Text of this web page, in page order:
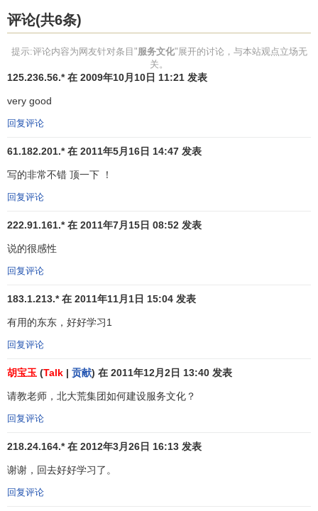
为，共同愿景是一个组织中各个成员发自内心的共同目标，
是蕴藏在人们心中一股令人深受感召的力量。企业文化的核
心是共同愿景，通过建立全体员工共同为之奋斗的目标，形
成企业的凝聚力和向心力，激发员工的热情、干劲，调节员
工之间的关系，使之形成风雨同舟、和衷共济的坚强集体，
企业使命是在对企业外部、内部环境分析的基础上，对
进入市场的目的和领域的描述，它是企业存在的目的和理
由。
组织的存在，都是为了某种目标和追求，企业经营实践
证明，单纯把盈利作为最高追求，往往适得其反。纵观世界
服务业中公认的佼佼者，其使命是“用独特的热情和关怀主动
向顾客提供最有价值的帮助、信息和支持”。
2、共同的
价值观是指人们评价事物重要性和优先次序的一套标
准。组织文化中所讲的价值观是指组织中人们共同的价值
工提供了共同的思想意识、信仰和El常行为准则，这是组织
取得成功的必要条件。优秀企业的价值观
容：向顾客提供第一流的产品和服务，
工的主动性
评论(共6条)
提示:评论内容为网友针对条目"服务文化"展开的讨论，与本站观点立场无
关。
125.236.56.* 在 2009年10月10日 11:21 发表
very good
回复评论
61.182.201.* 在 2011年5月16日 14:47 发表
写的非常不错 顶一下 ！
回复评论
222.91.161.* 在 2011年7月15日 08:52 发表
说的很感性
回复评论
183.1.213.* 在 2011年11月1日 15:04 发表
有用的东东，好好学习1
回复评论
胡宝玉 (Talk | 贡献) 在 2011年12月2日 13:40 发表
请教老师，北大荒集团如何建设服务文化？
回复评论
218.24.164.* 在 2012年3月26日 16:13 发表
谢谢，回去好好学习了。
回复评论